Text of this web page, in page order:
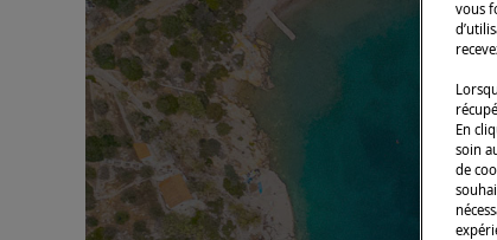
vous
En
soin
de